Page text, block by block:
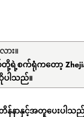
း။
က်ရုံကတော့
ါသည်။
န်နာနှင့်အတူပေးပါသ